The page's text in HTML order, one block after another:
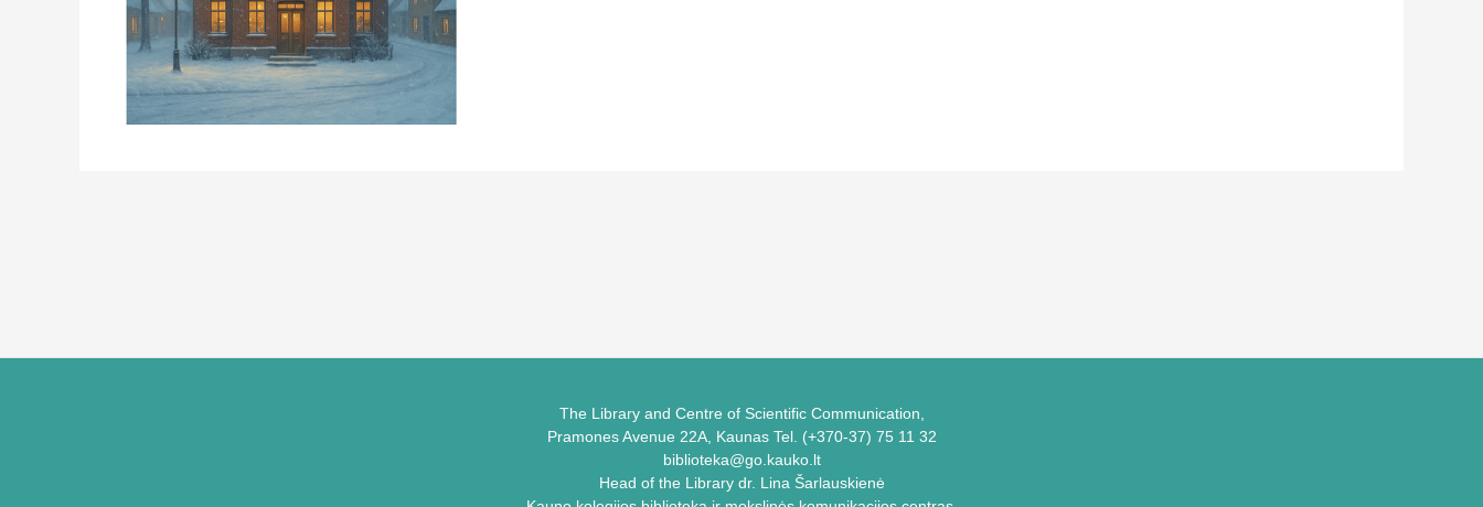
The Library and Centre of Scientific Communication,
Pramones Avenue 22A, Kaunas Tel. (+370-37) 75 11 32
biblioteka@go.kauko.lt
Head of the Library dr. Lina Šarlauskienė